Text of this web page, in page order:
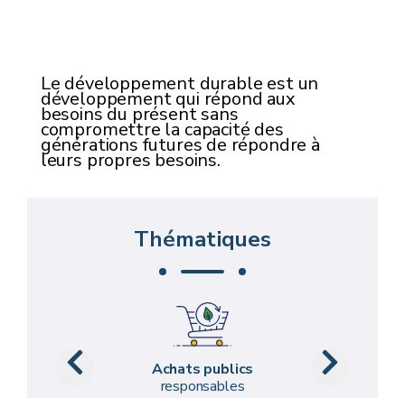
Le développement durable est un
développement qui répond aux
besoins du présent sans
compromettre la capacité des
générations futures de répondre à
leurs propres besoins.
Thématiques
Achats publics
responsables